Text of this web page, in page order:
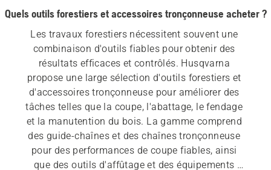
Quels outils forestiers et accessoires tronçonneuse acheter ?
Les travaux forestiers nécessitent souvent une
combinaison d'outils fiables pour obtenir des
résultats efficaces et contrôlés. Husqvarna
propose une large sélection d'outils forestiers et
d'accessoires tronçonneuse pour améliorer des
tâches telles que la coupe, l'abattage, le fendage
et la manutention du bois. La gamme comprend
des guide-chaînes et des chaînes tronçonneuse
pour des performances de coupe fiables, ainsi
que des outils d'affûtage et des équipements